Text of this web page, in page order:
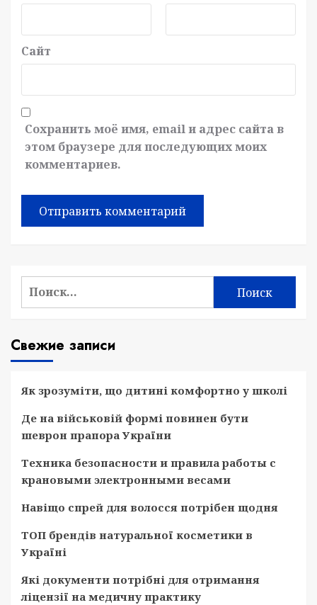
Сайт
Сохранить моё имя, email и адрес сайта в
этом браузере для последующих моих
комментариев.
Найти:
Свежие записи
Як зрозуміти, що дитині комфортно у школі
Де на військовій формі повинен бути
шеврон прапора України
Техника безопасности и правила работы с
крановыми электронными весами
Навіщо спрей для волосся потрібен щодня
ТОП брендів натуральної косметики в
Україні
Які документи потрібні для отримання
ліцензії на медичну практику